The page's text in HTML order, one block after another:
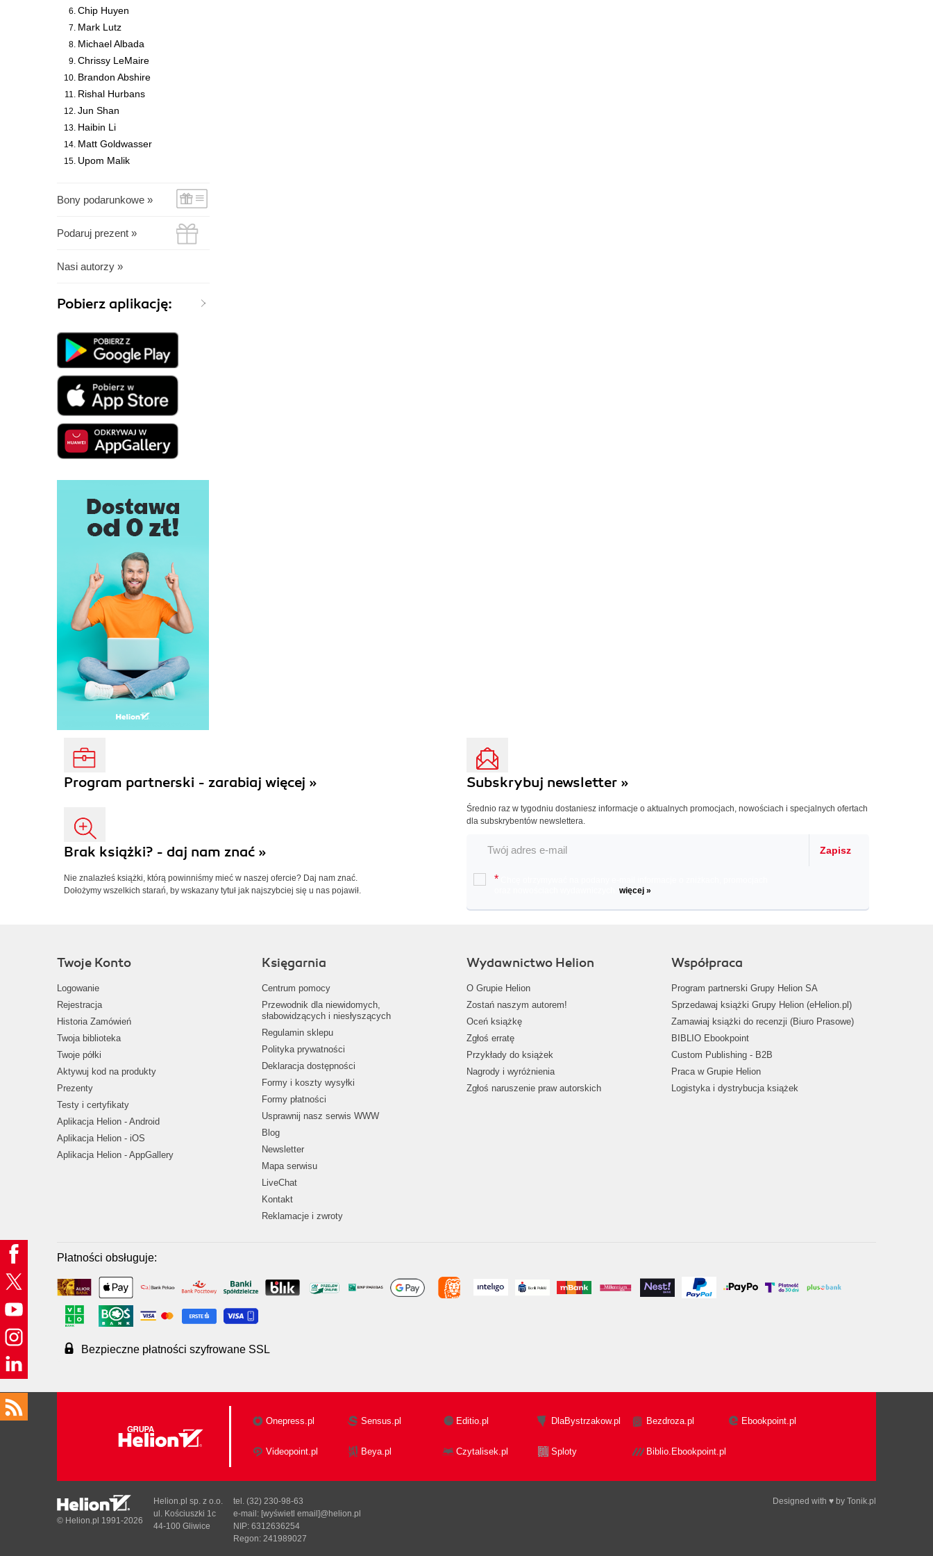
Chip Huyen
Mark Lutz
Michael Albada
Chrissy LeMaire
Brandon Abshire
Rishal Hurbans
Jun Shan
Haibin Li
Matt Goldwasser
Upom Malik
Bony podarunkowe »
Podaruj prezent »
Nasi autorzy »
Pobierz aplikację:
Program partnerski - zarabiaj więcej »
Brak książki? - daj nam znać »
Nie znalazłeś książki, którą powinniśmy mieć w naszej ofercie? Daj nam znać.
Dołożymy wszelkich starań, by wskazany tytuł jak najszybciej się u nas pojawił.
Subskrybuj newsletter »
Średnio raz w tygodniu dostaniesz informacje o aktualnych promocjach, nowościach i specjalnych ofertach
dla subskrybentów newslettera.
Zapisz
*
więcej »
Twoje Konto
Logowanie
Rejestracja
Historia Zamówień
Twoja biblioteka
Twoje półki
Aktywuj kod na produkty
Prezenty
Testy i certyfikaty
Aplikacja Helion - Android
Aplikacja Helion - iOS
Aplikacja Helion - AppGallery
Księgarnia
Centrum pomocy
Przewodnik dla niewidomych,
słabowidzących i niesłyszących
Regulamin sklepu
Polityka prywatności
Deklaracja dostępności
Formy i koszty wysyłki
Formy płatności
Usprawnij nasz serwis WWW
Blog
Newsletter
Mapa serwisu
LiveChat
Kontakt
Reklamacje i zwroty
Wydawnictwo Helion
O Grupie Helion
Zostań naszym autorem!
Oceń książkę
Zgłoś erratę
Przykłady do książek
Nagrody i wyróżnienia
Zgłoś naruszenie praw autorskich
Współpraca
Program partnerski Grupy Helion SA
Sprzedawaj książki Grupy Helion (eHelion.pl)
Zamawiaj książki do recenzji (Biuro Prasowe)
BIBLIO Ebookpoint
Custom Publishing - B2B
Praca w Grupie Helion
Logistyka i dystrybucja książek
Płatności obsługuje:
Bezpieczne płatności szyfrowane SSL
Onepress.pl Sensus.pl Editio.pl DlaBystrzakow.pl Bezdroza.pl Ebookpoint.pl
Videopoint.pl Beya.pl Czytalisek.pl Sploty Biblio.Ebookpoint.pl
Designed with ♥ by Tonik.pl
© Helion.pl 1991-2026
Helion.pl sp. z o.o.
ul. Kościuszki 1c
44-100 Gliwice
tel. (32) 230-98-63
e-mail: [wyświetl email]@helion.pl
NIP: 6312636254
Regon: 241989027